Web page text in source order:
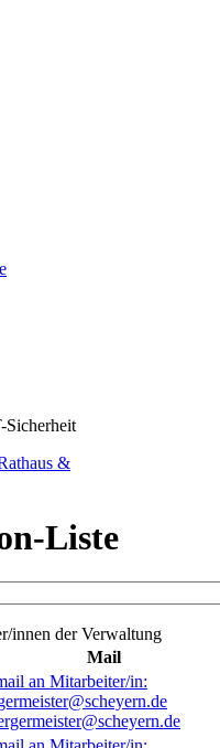
&
Liste
innen der Verwaltung
Mail